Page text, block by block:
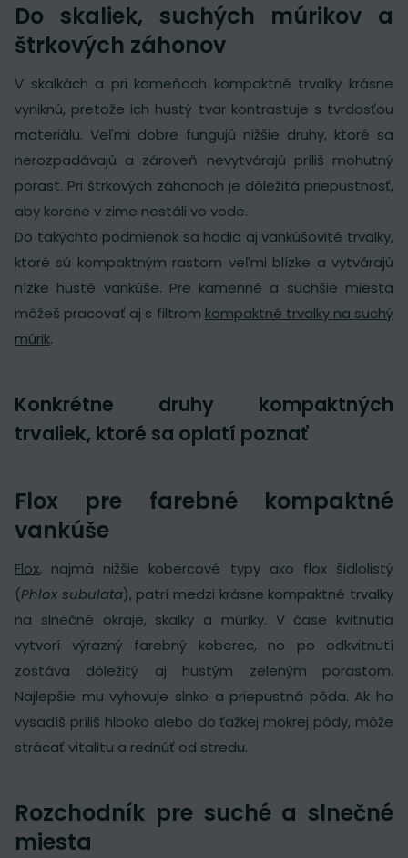
Do skaliek, suchých múrikov a
štrkových záhonov
V skalkách a pri kameňoch kompaktné trvalky krásne
vyniknú, pretože ich hustý tvar kontrastuje s tvrdosťou
materiálu. Veľmi dobre fungujú nižšie druhy, ktoré sa
nerozpadávajú a zároveň nevytvárajú príliš mohutný
porast. Pri štrkových záhonoch je dôležitá priepustnosť,
aby korene v zime nestáli vo vode.
Do takýchto podmienok sa hodia ajvankúšovité trvalky,
ktoré sú kompaktným rastom veľmi blízke a vytvárajú
nízke husté vankúše. Pre kamenné a suchšie miesta
môžeš pracovať aj s filtrom kompaktné trvalky na suchý
múrik.
Konkrétne druhy kompaktných
trvaliek, ktoré sa oplatí poznať
Flox pre farebné kompaktné
vankúše
Flox, najmä nižšie kobercové typy ako flox šidlolistý
(Phlox subulata), patrí medzi krásne kompaktné trvalky
na slnečné okraje, skalky a múriky. V čase kvitnutia
vytvorí výrazný farebný koberec, no po odkvitnutí
zostáva dôležitý aj hustým zeleným porastom.
Najlepšie mu vyhovuje slnko a priepustná pôda. Ak ho
vysadíš príliš hlboko alebo do ťažkej mokrej pôdy, môže
strácať vitalitu a rednúť od stredu.
Rozchodník pre suché a slnečné
miesta